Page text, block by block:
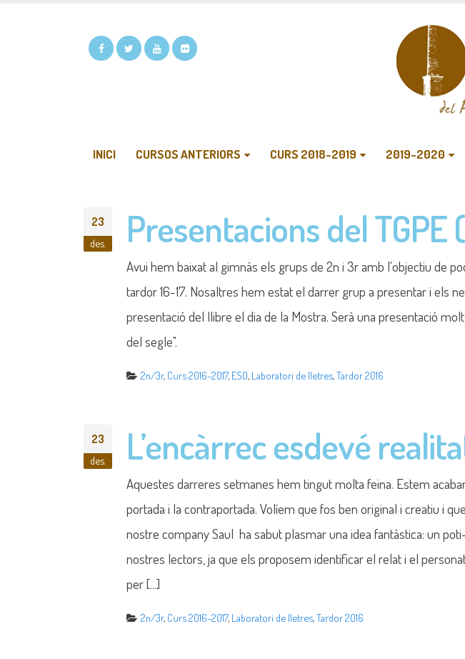
INICI CURSOS ANTERIORS CURS 2018-2019 2019-2020
23
des. Presentacions del
Avui hem baixat al gimnàs els grups de 2n i 3r amb l'objectiu de
tardor 16-17. Nosaltres hem estat el darrer grup a presentar i els
presentació del llibre el dia de la Mostra. Serà una presentació
del segle".
2n/3r, Curs 2016-2017, ESO, Laboratori de lletres,Tardor 2016
23
des. L’encàrrec esdevé
Aquestes darreres setmanes hem tingut molta feina. Estem
portada i la contraportada. Volíem que fos ben original i creatiu i
nostre company Saul ha sabut plasmar una idea fantàstica: un
nostres lectors, ja que els proposem identificar el relat i el
per [...]
2n/3r, Curs 2016-2017, Laboratori de lletres,Tardor 2016